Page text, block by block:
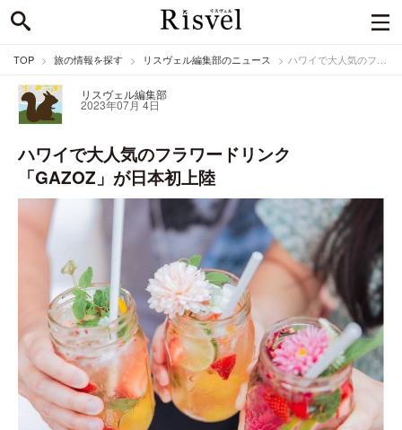
TOP 旅の情報を探す リスヴェル編集部のニュース ハワイで大人気のフラワードリンク「GAZOZ」が日本初上陸
リスヴェル編集部
2023年07月 4日
ハワイで大人気のフラワードリンク
「GAZOZ」が日本初上陸